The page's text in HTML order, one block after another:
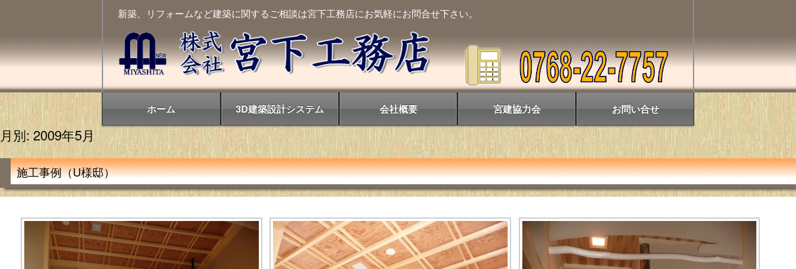
新築、リフォームなど建築に関するご相談は宮下工務店にお気軽にお問合せ下さい。
ホーム 3D建築設計システム 会社概要 宮建協力会 お問い合せ
月別: 2009年5月
施工事例（U様邸）